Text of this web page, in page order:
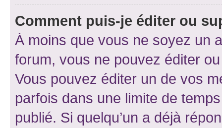
Comment puis-je éditer ou
À moins que vous ne soyez un
forum, vous ne pouvez éditer
Vous pouvez éditer un de vos
parfois dans une limite de
publié. Si quelqu’un a déjà